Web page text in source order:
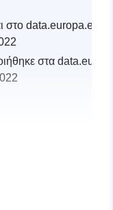
στο data.europa.eu:
στα